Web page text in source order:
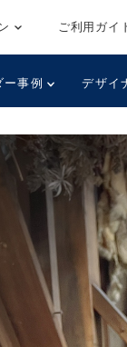
ご利用ガイ
ー事例 デザイ